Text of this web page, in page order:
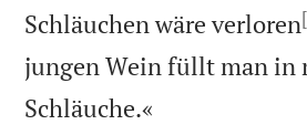
Schläuchen wäre verloren
jungen Wein füllt man in
Schläuche.«